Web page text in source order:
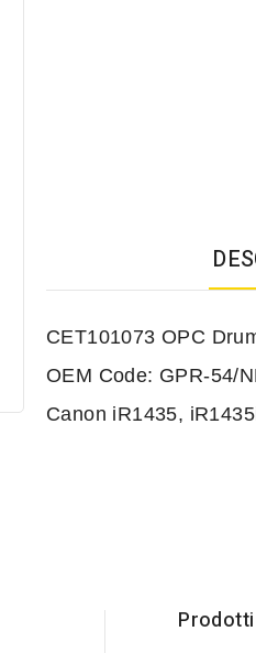
CET101073 OPC
OEM Code: GPR-54/
Canon iR1435,
Prodotti